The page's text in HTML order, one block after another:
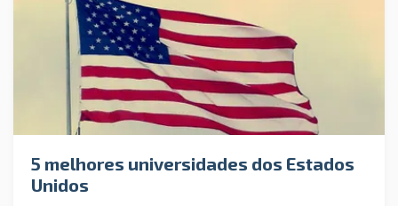
5 melhores universidades dos Estados
Unidos